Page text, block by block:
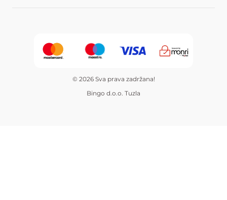
© 2026 Sva prava zadržana!
Bingo d.o.o. Tuzla